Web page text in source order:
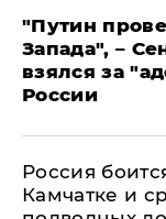
"Путин
Запада", –
взялся за
России
Россия
Камчатке и